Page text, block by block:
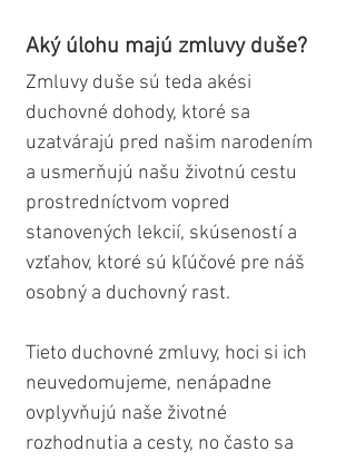
Aký úlohu majú zmluvy duše?
Zmluvy duše sú teda akési
duchovné dohody, ktoré sa
uzatvárajú pred našim narodením
a usmerňujú našu životnú cestu
prostredníctvom vopred
stanovených lekcií, skúseností a
vzťahov, ktoré sú kľúčové pre náš
osobný a duchovný rast.
Tieto duchovné zmluvy, hoci si ich
neuvedomujeme, nenápadne
ovplyvňujú naše životné
rozhodnutia a cesty, no často sa